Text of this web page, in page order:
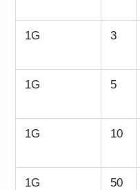
1G 3
1G 5
1G 10
1G 50